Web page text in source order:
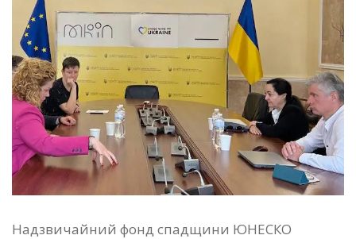
Надзвичайний фонд спадщини ЮНЕСКО